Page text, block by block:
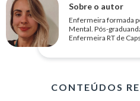
Sobre o autor
Enfermeira formada
Mental. Pós-
Enfermeira RT de
CONTEÚDOS